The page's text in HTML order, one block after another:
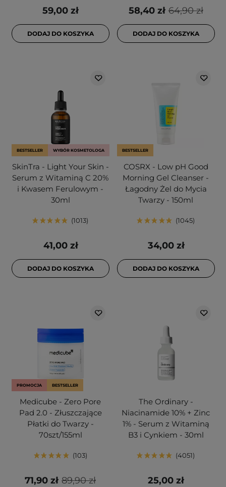
59,00 zł
DODAJ DO KOSZYKA
64,90 zł
58,40 zł
DODAJ DO KOSZYKA
BESTSELLER WYBÓR KOSMETOLOGA
SkinTra - Light Your Skin -
Serum z Witaminą C 20%
i Kwasem Ferulowym -
30ml
1013
41,00 zł
DODAJ DO KOSZYKA
BESTSELLER
COSRX - Low pH Good
Morning Gel Cleanser -
Łagodny Żel do Mycia
Twarzy - 150ml
1045
34,00 zł
DODAJ DO KOSZYKA
PROMOCJA BESTSELLER
Medicube - Zero Pore
Pad 2.0 - Złuszczające
Płatki do Twarzy -
70szt/155ml
103
89,90 zł
71,90 zł
The Ordinary -
Niacinamide 10% + Zinc
1% - Serum z Witaminą
B3 i Cynkiem - 30ml
4051
25,00 zł